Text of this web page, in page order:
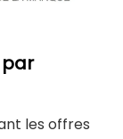
par
les offres